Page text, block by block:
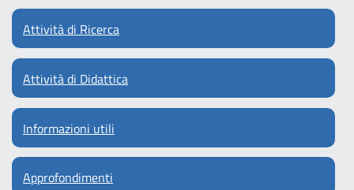
Attività di Ricerca
Attività di Didattica
Informazioni utili
Approfondimenti